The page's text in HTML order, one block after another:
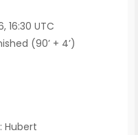
16:30 UTC
(90’ + 4’)
Hubert